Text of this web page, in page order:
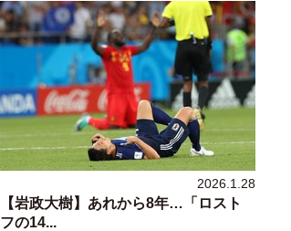
2026.1.28
【岩政大樹】あれから8年…「ロスト
フの14...